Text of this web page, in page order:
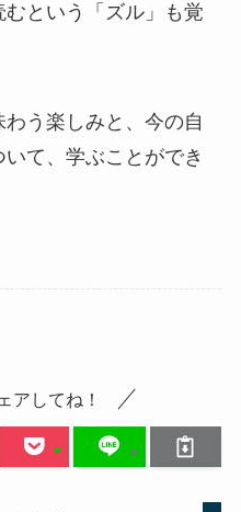
という「ズル」も覚
う楽しみと、今の自
て、学ぶことができ
アしてね！